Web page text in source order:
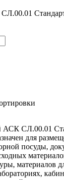
АСК СЛ.00.01
для
посуды,
материалов